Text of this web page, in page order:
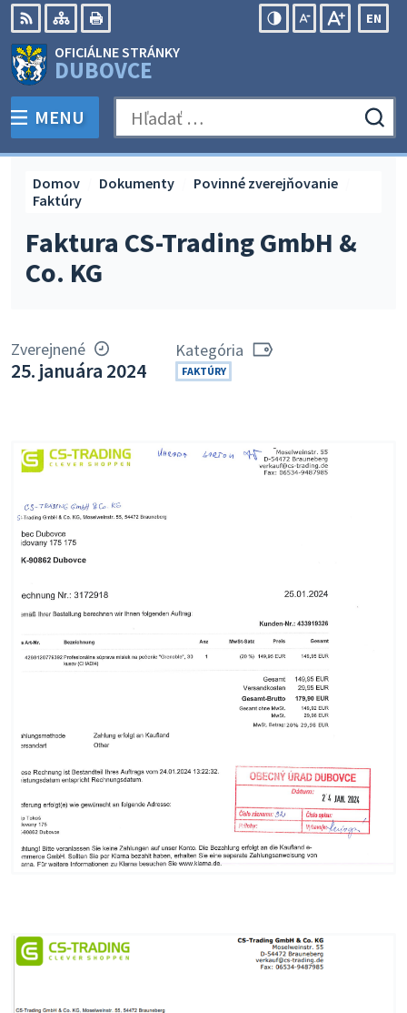
Preskočiť
na
obsah
RSS Mapa
EN
OFICIÁLNE STRÁNKY
DUBOVCE
PREPNÚŤ
MENU Hľadať:
Faktura CS-Trading GmbH &
Co. KG
Domov Dokumenty
Povinné zverejňovanie
Faktúry
Zverejnené
25. januára 2024
Kategória
FAKTÚRY